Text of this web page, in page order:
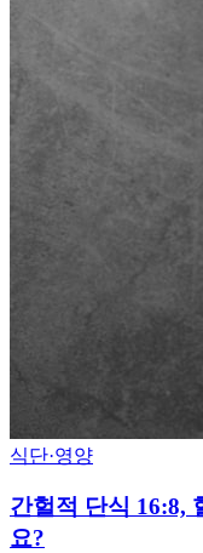
식단·영양
간헐적 단식 16:8,
요?